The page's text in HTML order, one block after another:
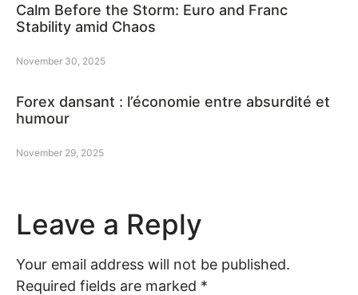
Calm Before the Storm: Euro and Franc
Stability amid Chaos
November 30, 2025
Forex dansant : l’économie entre absurdité et
humour
November 29, 2025
Leave a Reply
Your email address will not be published.
Required fields are marked *